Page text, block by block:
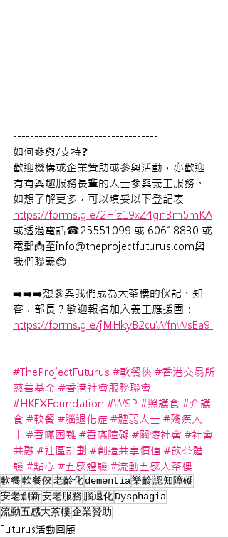
----------------------------------
如何參與/支持❓
歡迎機構或企業贊助或參與活動，亦歡迎
有有興趣服務長輩的人士參與義工服務。
如想了解更多，可以填妥以下登記表
https://forms.gle/2Hiz19xZ4gn3m5mKA
或透過電話☎25551099 或 60618830 或
電郵📩至info@theprojectfuturus.com與
我們聯繫😊
➡️➡️➡️想參與我們成為大茶樓的伙記、知
客，部長？歡迎報名加入義工應援團：
https://forms.gle/jMHkyB2cuWfnWsEa9
#TheProjectFuturus #軟餐俠 #香港交易所
慈善基金 #香港社會服務聯會
#HKEXFoundation #WSP #照護食 #介護
食 #軟餐 #腦退化症 #體弱人士 #殘疾人
士 #吞嚥困難 #吞嚥障礙 #關懷社會 #社會
共融 #社區計劃 #創造共享價值 #飲茶體
驗 #點心 #五感體驗 #流動五感大茶樓
軟餐軟餐俠老齡化dementia樂齡認知障礙
安老創新安老服務 腦退化Dysphagia
流動五感大茶樓企業贊助
Futurus活動回顧